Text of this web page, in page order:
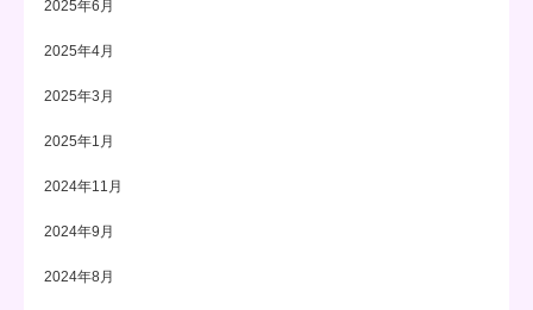
2025年6月
2025年4月
2025年3月
2025年1月
2024年11月
2024年9月
2024年8月